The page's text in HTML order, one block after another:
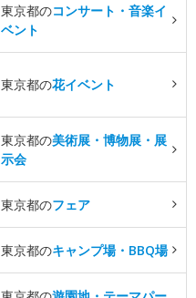
東京都のコンサート・音楽イ
ベント
東京都の花イベント
東京都の美術展・博物展・展
示会
東京都のフェア
東京都のキャンプ場・BBQ場